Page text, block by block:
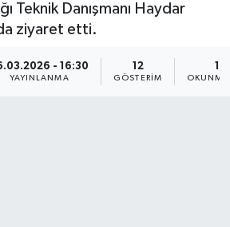
Teknik Danışmanı Haydar
ziyaret etti.
- 16:30
YAYINLANMA
12
GÖSTERIM
1
OKUNMA